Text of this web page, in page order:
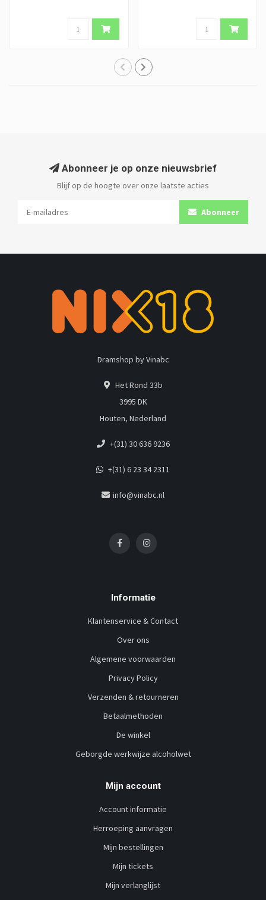
Abonneer je op onze nieuwsbrief
Blijf op de hoogte over onze laatste acties
Abonneer
Dramshop by Vinabc
Het Rond 33b
3995 DK
Houten, Nederland
+(31) 30 636 9236
+(31) 6 23 34 2311
info@vinabc.nl
Informatie
Klantenservice & Contact
Over ons
Algemene voorwaarden
Privacy Policy
Verzenden & retourneren
Betaalmethoden
De winkel
Geborgde werkwijze alcoholwet
Mijn account
Account informatie
Herroeping aanvragen
Mijn bestellingen
Mijn tickets
Mijn verlanglijst